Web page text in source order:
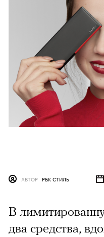
АВТОР РБК СТИЛЬ
В
два средства,